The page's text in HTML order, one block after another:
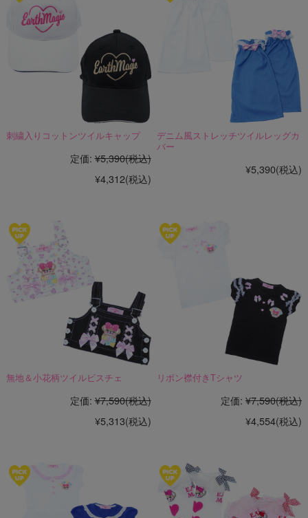
刺繍入りコットンツイルキャップ
定価: ¥5,390(税込)
¥4,312(税込)
デニム風ストレッチツイルレッグカ
バー
¥5,390(税込)
無地＆小花柄ツイルビスチェ
定価: ¥7,590(税込)
¥5,313(税込)
リボン襟付きTシャツ
定価: ¥7,590(税込)
¥4,554(税込)